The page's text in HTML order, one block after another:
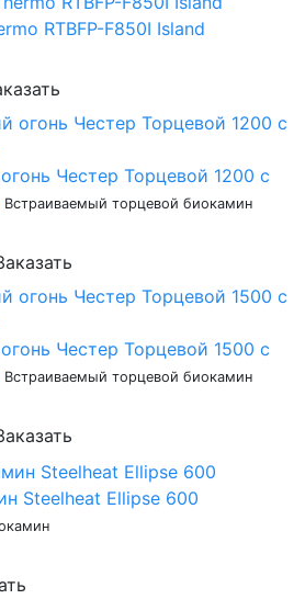
RTBFP-F850I Island
Честер Торцевой 1200 с
Встраиваемый торцевой биокамин
Честер Торцевой 1500 с
Встраиваемый торцевой биокамин
Steelheat Ellipse 600